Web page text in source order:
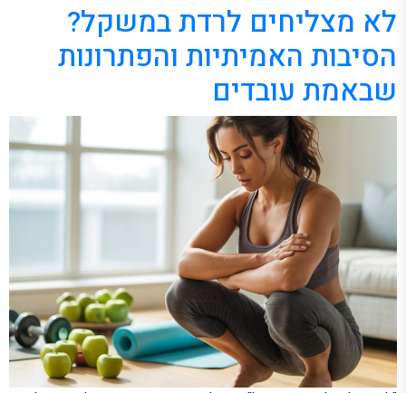
לא מצליחים לרדת במשקל?
הסיבות האמיתיות והפתרונות
שבאמת עובדים